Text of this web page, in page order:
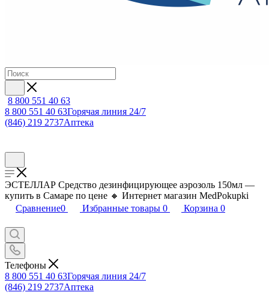
8 800 551 40 63
8 800 551 40 63Горячая линия 24/7
(846) 219 2737Аптека
ЭСТЕЛЛАР Средство дезинфицирующее аэрозоль 150мл —
купить в Самаре по цене 🔸 Интернет магазин MedPokupki
Сравнение0 Избранные товары 0 Корзина 0
Телефоны
8 800 551 40 63Горячая линия 24/7
(846) 219 2737Аптека